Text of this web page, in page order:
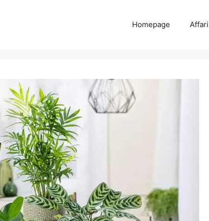
Homepage Affari